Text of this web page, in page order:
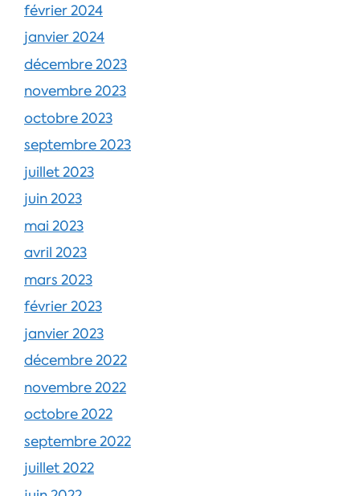
février 2024
janvier 2024
décembre 2023
novembre 2023
octobre 2023
septembre 2023
juillet 2023
juin 2023
mai 2023
avril 2023
mars 2023
février 2023
janvier 2023
décembre 2022
novembre 2022
octobre 2022
septembre 2022
juillet 2022